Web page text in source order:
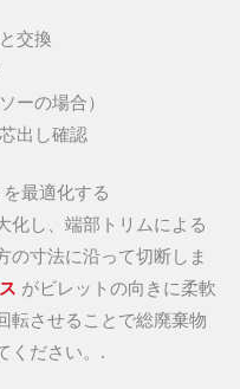
交換
ーの場合）
出し確認
最適化する
化し、端部トリムによる
の寸法に沿って切断しま
がビレットの向きに柔軟
転させることで総廃棄物
ください。.